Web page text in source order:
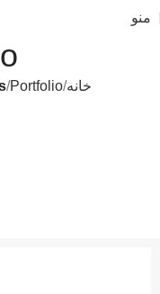
منو
خانه Portfolio